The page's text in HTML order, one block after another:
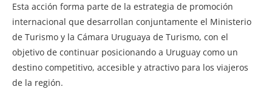
Esta acción forma parte de la estrategia de promoción
internacional que desarrollan conjuntamente el Ministerio
de Turismo y la Cámara Uruguaya de Turismo, con el
objetivo de continuar posicionando a Uruguay como un
destino competitivo, accesible y atractivo para los viajeros
de la región.